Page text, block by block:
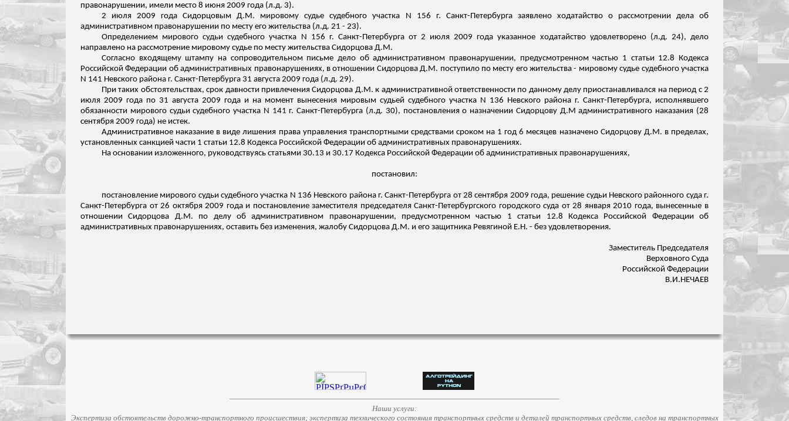
правонарушении, имели место 8 июня 2009 года (л.д. 3).
2 июля 2009 годаСидорцовым Д.М. мировому судье судебного участка N 156 г. Санкт-Петербурга заявлено ходатайство о рассмотрении дела об
административном правонарушении по месту его жительства (л.д. 21 - 23).
Определением мирового судьи судебного участка N 156 г. Санкт-Петербурга от 2 июля 2009 года указанное ходатайство удовлетворено (л.д. 24), дело
направлено на рассмотрение мировому судье по месту жительства Сидорцова Д.М.
Согласно входящему штампу на сопроводительном письме дело об административном правонарушении, предусмотренном частью 1 статьи 12.8 Кодекса
Российской Федерации об административных правонарушениях, в отношении СидорцоваД.М. поступило по месту его жительства - мировому судье судебного участка
N 141 Невского района г. Санкт-Петербурга 31 августа 2009 года (л.д. 29).
При таких обстоятельствах, срок давности привлеченияСидорцова Д.М. к административной ответственности по данному делу приостанавливался на период с 2
июля 2009 года по 31 августа 2009 года и на момент вынесения мировым судьей судебного участка N 136 Невского района г. Санкт-Петербурга, исполнявшего
обязанности мирового судьи судебного участка N 141 г. Санкт-Петербурга (л.д. 30), постановления о назначении СидорцовуД.М административного наказания (28
сентября 2009 года) не истек.
Административное наказание в виде лишения права управления транспортными средствами сроком на 1 год 6 месяцев назначено СидорцовуД.М. в пределах,
установленных санкцией части 1 статьи 12.8 Кодекса Российской Федерации об административных правонарушениях.
На основании изложенного, руководствуясь статьями 30.13 и 30.17 Кодекса Российской Федерации об административных правонарушениях,
постановил:
постановление мирового судьи судебного участка N 136 Невского района г. Санкт-Петербурга от 28 сентября 2009 года, решение судьи Невского районного суда г.
Санкт-Петербурга от 26 октября 2009 года и постановление заместителя председателя Санкт-Петербургского городского суда от 28 января 2010 года, вынесенные в
отношенииСидорцова Д.М. по делу об административном правонарушении, предусмотренном частью 1 статьи 12.8 Кодекса Российской Федерации об
административных правонарушениях, оставить без изменения, жалобу Сидорцова Д.М. и его защитника Ревягиной Е.Н. - без удовлетворения.
Заместитель Председателя
Верховного Суда
Российской Федерации
В.И.НЕЧАЕВ
Наши услуги:
Экспертиза обстоятельств дорожно-транспортного происшествия; экспертиза технического состояния транспортных средств и деталей транспортных средств, следов на транспортных